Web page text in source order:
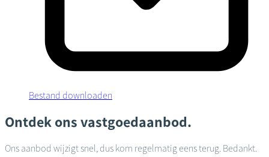
Bestand downloaden
Ontdek ons vastgoedaanbod.
Ons aanbod wijzigt snel, dus kom regelmatig eens terug. Bedankt.